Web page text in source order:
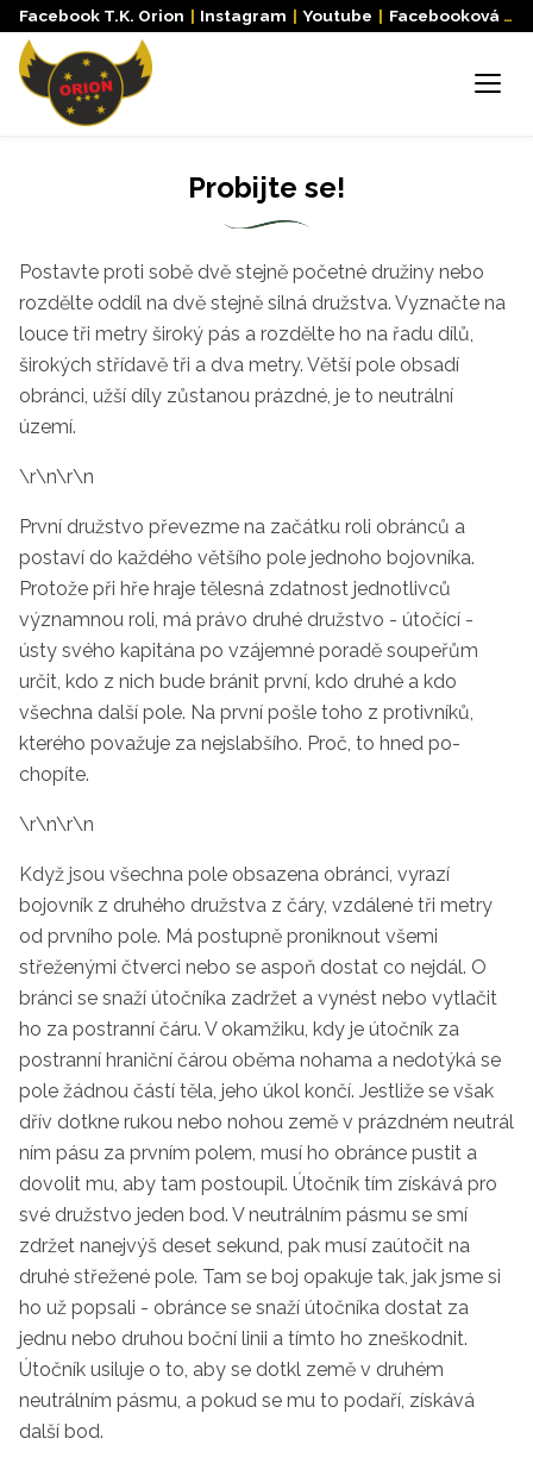
Facebook T.K. Orion | Instagram | Youtube | Facebooková skupina
Menu
Probijte se!
Postavte proti sobě dvě stejně po­četné družiny nebo
rozdělte oddíl na dvě stejně silná družstva. Vy­značte na
louce tři metry široký pás a rozdělte ho na řadu dílů,
širokých střídavě tři a dva metry. Větší pole obsadí
obránci, užší díly zůstanou prázdné, je to neutrální
území.
\r\n\r\n
První družstvo převezme na začát­ku roli obránců a
postaví do každé­ho většího pole jednoho bojovníka.
Protože při hře hraje tělesná zdat­nost jednotlivců
významnou roli, má právo druhé družstvo - útočící -
ústy svého kapitána po vzájemné poradě soupeřům
určit, kdo z nich bude bránit první, kdo druhé a kdo
všechna další pole. Na první pošle toho z protivníků,
kterého považu­je za nejslabšího. Proč, to hned po­
chopíte.
\r\n\r\n
Když jsou všechna pole obsazena obránci, vyrazí
bojovník z druhého družstva z čáry, vzdálené tři metry
od prvního pole. Má postupně pro­niknout všemi
střeženými čtverci nebo se aspoň dostat co nejdál. O­
bránci se snaží útočníka zadržet a vynést nebo vytlačit
ho za postran­ní čáru. V okamžiku, kdy je útočník za
postranní hraniční čárou oběma nohama a nedotýká se
pole žádnou částí těla, jeho úkol končí. Jestliže se však
dřív dotkne rukou nebo nohou země v prázdném neutrál­
ním pásu za prvním polem, musí ho obránce pustit a
dovolit mu, aby tam postoupil. Útočník tím získá­vá pro
své družstvo jeden bod. V neutrálním pásmu se smí
zdržet nanejvýš deset sekund, pak musí zaútočit na
druhé střežené pole. Tam se boj opakuje tak, jak jsme si
ho už popsali - obránce se snaží útočníka dostat za
jednu nebo dru­hou boční linii a tímto ho zneškod­nit.
Útočník usiluje o to, aby se dotkl země v druhém
neutrálním pásmu, a pokud se mu to podaří, získává
další bod.